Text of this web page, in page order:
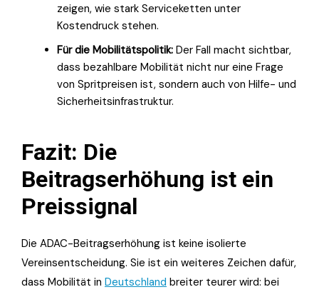
zeigen, wie stark Serviceketten unter
Kostendruck stehen.
Für die Mobilitätspolitik: Der Fall macht sichtbar,
dass bezahlbare Mobilität nicht nur eine Frage
von Spritpreisen ist, sondern auch von Hilfe- und
Sicherheitsinfrastruktur.
Fazit: Die
Beitragserhöhung ist ein
Preissignal
Die ADAC-Beitragserhöhung ist keine isolierte
Vereinsentscheidung. Sie ist ein weiteres Zeichen dafür,
dass Mobilität in Deutschland breiter teurer wird: bei